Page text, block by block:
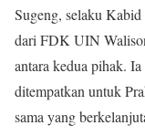
Sugeng, selaku
dari FDK UIN
antara kedua pihak.
ditempatkan untuk
sama yang